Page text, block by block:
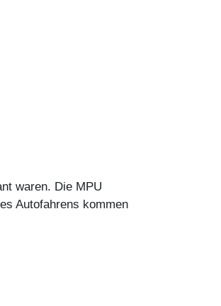
waren. Die MPU
Autofahrens kommen